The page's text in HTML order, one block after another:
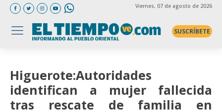
Viernes, 07 de agosto de 2026
SUSCRÍBETE
Higuerote:Autoridades
identifican a mujer fallecida
tras rescate de familia en